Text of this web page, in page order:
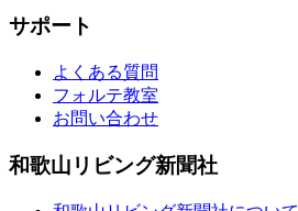
サポート
よくある質問
フォルテ教室
お問い合わせ
和歌山リビング新聞社